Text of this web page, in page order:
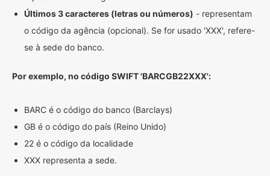
Últimos 3 caracteres (letras ou números) - representam
o código da agência (opcional). Se for usado 'XXX', refere-
se à sede do banco.
Por exemplo, no código SWIFT 'BARCGB22XXX':
BARC é o código do banco (Barclays)
GB é o código do país (Reino Unido)
22 é o código da localidade
XXX representa a sede.